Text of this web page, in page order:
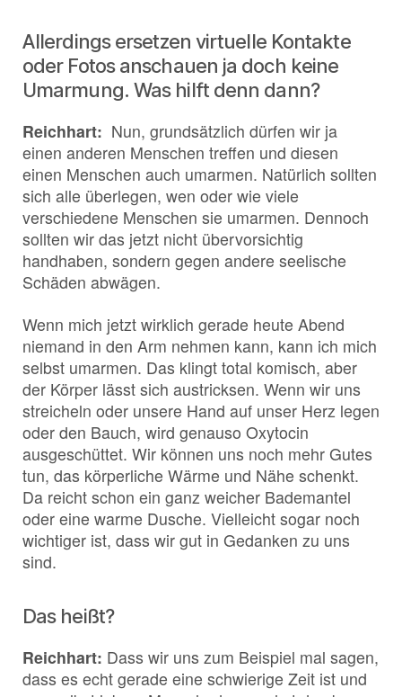
Allerdings ersetzen virtuelle Kontakte
oder Fotos anschauen ja doch keine
Umarmung. Was hilft denn dann?
Reichhart: Nun, grundsätzlich dürfen wir ja
einen anderen Menschen treffen und diesen
einen Menschen auch umarmen. Natürlich sollten
sich alle überlegen, wen oder wie viele
verschiedene Menschen sie umarmen. Dennoch
sollten wir das jetzt nicht übervorsichtig
handhaben, sondern gegen andere seelische
Schäden abwägen.
Wenn mich jetzt wirklich gerade heute Abend
niemand in den Arm nehmen kann, kann ich mich
selbst umarmen. Das klingt total komisch, aber
der Körper lässt sich austricksen. Wenn wir uns
streicheln oder unsere Hand auf unser Herz legen
oder den Bauch, wird genauso Oxytocin
ausgeschüttet. Wir können uns noch mehr Gutes
tun, das körperliche Wärme und Nähe schenkt.
Da reicht schon ein ganz weicher Bademantel
oder eine warme Dusche. Vielleicht sogar noch
wichtiger ist, dass wir gut in Gedanken zu uns
sind.
Das heißt?
Reichhart: Dass wir uns zum Beispiel mal sagen,
dass es echt gerade eine schwierige Zeit ist und